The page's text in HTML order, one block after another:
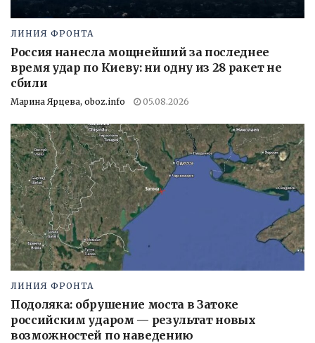
ЛИНИЯ ФРОНТА
Россия нанесла мощнейший за последнее
время удар по Киеву: ни одну из 28 ракет не
сбили
Марина Ярцева, oboz.info 05.08.2026
ЛИНИЯ ФРОНТА
Подоляка: обрушение моста в Затоке
российским ударом — результат новых
возможностей по наведению